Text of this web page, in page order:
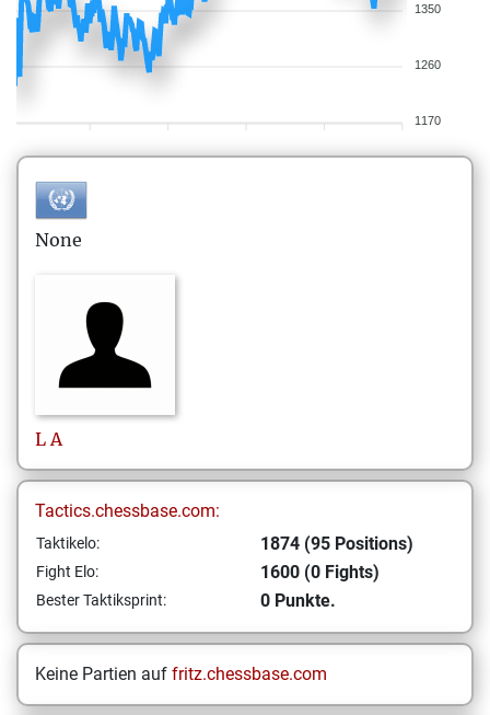
1350
1260
1170
None
L A
Tactics.chessbase.com:
Taktikelo: 1874 (95 Positions)
Fight Elo: 1600 (0 Fights)
Bester Taktiksprint: 0 Punkte.
Keine Partien auf fritz.chessbase.com